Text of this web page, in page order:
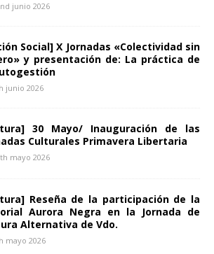
junio 2026
Social] X Jornadas «Colectividad sin
y presentación de: La práctica de
junio 2026
30 Mayo/ Inauguración de las
Culturales Primavera Libertaria
mayo 2026
Reseña de la participación de la
Aurora Negra en la Jornada de
Alternativa de Vdo.
mayo 2026